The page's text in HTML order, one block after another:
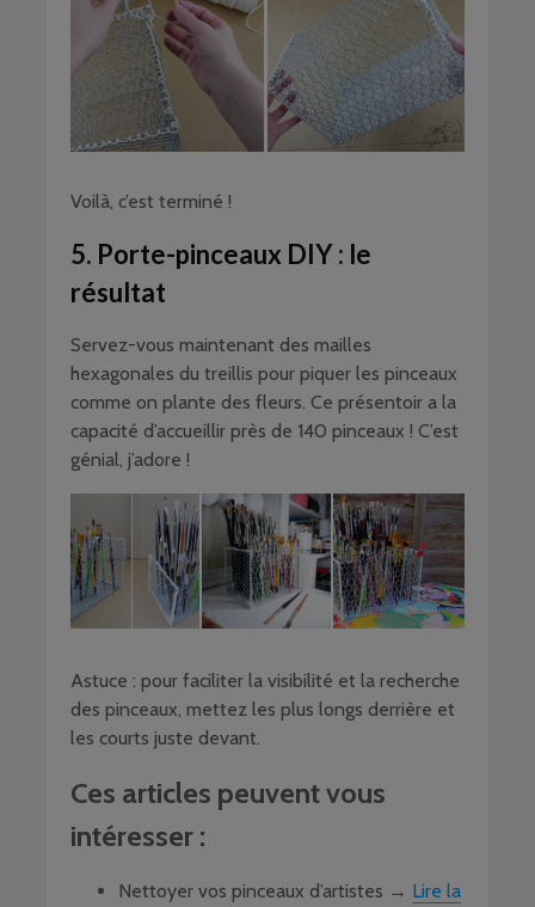
Voilà, c’est terminé !
5. Porte-pinceaux DIY : le
résultat
Servez-vous maintenant des mailles
hexagonales du treillis pour piquer les pinceaux
comme on plante des fleurs. Ce présentoir a la
capacité d’accueillir près de 140 pinceaux ! C’est
génial, j’adore !
Astuce : pour faciliter la visibilité et la recherche
des pinceaux, mettez les plus longs derrière et
les courts juste devant.
Ces articles peuvent vous
intéresser :
Nettoyer vos pinceaux d’artistes → Lire la